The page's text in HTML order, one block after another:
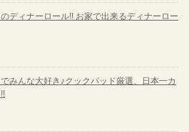
ディナーロール!! お家で出来るディナーロー
みんな大好き♪クックパッド厳選、日本一カ